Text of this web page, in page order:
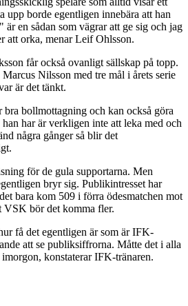
borde egentligen innebära att han
en sådan som vägrar att ge sig och jag
att orka, menar Leif Ohlsson.
får också ovanligt sällskap på topp.
Nilsson med tre mål i årets serie
är det tänkt.
bra bollmottagning och kan också göra
har är verkligen inte att leka med och
några gånger så blir det
för de gula supportarna. Men
bryr sig. Publikintresset har
bara kom 509 i förra ödesmatchen mot
VSK bör det komma fler.
få det egentligen är som är IFK-
att se publiksiffrorna. Måtte det i alla
konstaterar IFK-tränaren.